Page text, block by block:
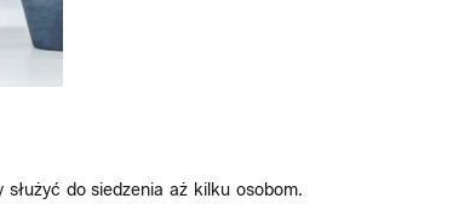
do siedzenia aż kilku osobom.